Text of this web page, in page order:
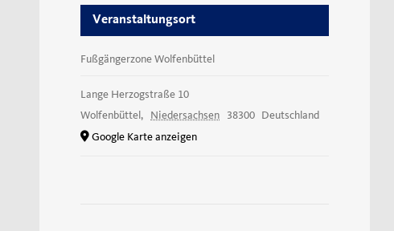
Veranstaltungsort
Fußgängerzone Wolfenbüttel
Lange Herzogstraße 10
Wolfenbüttel, Niedersachsen 38300 Deutschland
Google Karte anzeigen